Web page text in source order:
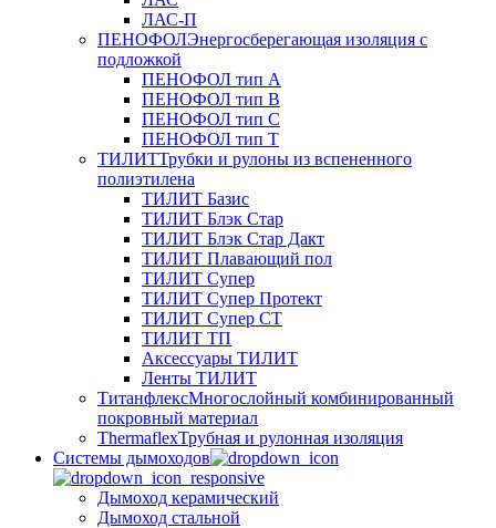
ЛАС-П
ПЕНОФОЛЭнергосберегающая изоляция с
подложкой
ПЕНОФОЛ тип А
ПЕНОФОЛ тип B
ПЕНОФОЛ тип C
ПЕНОФОЛ тип T
ТИЛИТТрубки и рулоны из вспененного
полиэтилена
ТИЛИТ Базис
ТИЛИТ Блэк Стар
ТИЛИТ Блэк Стар Дакт
ТИЛИТ Плавающий пол
ТИЛИТ Супер
ТИЛИТ Супер Протект
ТИЛИТ Супер СТ
ТИЛИТ ТП
Аксессуары ТИЛИТ
Ленты ТИЛИТ
ТитанфлексМногослойный комбинированный
покровный материал
ThermaflexТрубная и рулонная изоляция
Cистемы дымоходов
Дымоход керамический
Дымоход стальной